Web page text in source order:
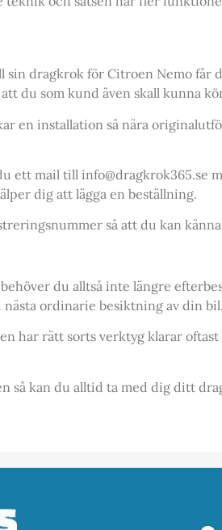
dragkrok för Citroen Nemo
du som kund även skall kunna
en installation så nära
ett mail till info@dragkrok365.se
dig att lägga en beställning.
så att du kan
behöver du alltså inte längre
ordinarie besiktning av din bil.
har rätt sorts verktyg klarar
så kan du alltid ta med dig ditt